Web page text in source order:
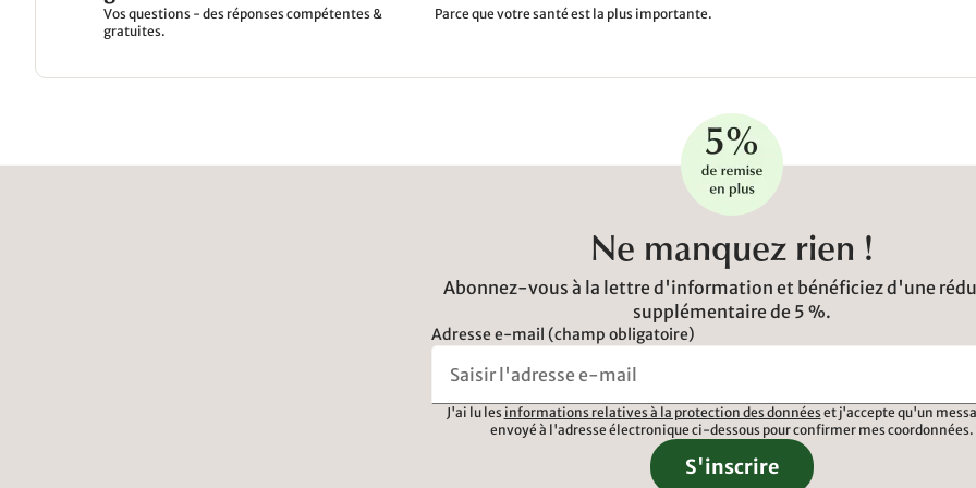
Vos questions - des réponses compétentes &
gratuites.
Parce que votre santé est la plus importante.
Ne manquez rien !
Abonnez-vous à la lettre d'information et bénéficiez d'une
supplémentaire de 5 %.
Adresse e-mail (champ obligatoire)
J'ai lu les informations relatives à la protection des données et j'accepte qu'un
envoyé à l'adresse électronique ci-dessous pour confirmer mes coordonnées.
S'inscrire